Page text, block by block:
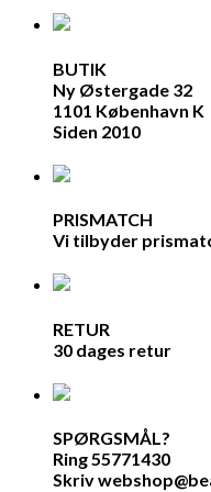
BUTIK
Ny Østergade 32
1101 København K
Siden 2010
PRISMATCH
Vi tilbyder
RETUR
30 dages retur
SPØRGSMÅL?
Ring 55771430
Skriv